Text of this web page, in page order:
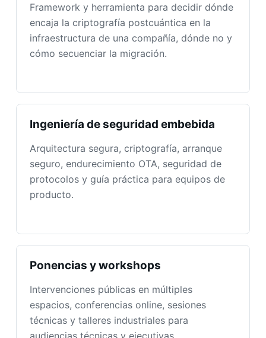
Framework y herramienta para decidir dónde
encaja la criptografía postcuántica en la
infraestructura de una compañía, dónde no y
cómo secuenciar la migración.
Ingeniería de seguridad embebida
Arquitectura segura, criptografía, arranque
seguro, endurecimiento OTA, seguridad de
protocolos y guía práctica para equipos de
producto.
Ponencias y workshops
Intervenciones públicas en múltiples
espacios, conferencias online, sesiones
técnicas y talleres industriales para
audiencias técnicas y ejecutivas.